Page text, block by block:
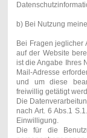
b) Bei Nutzung
Bei Fragen jeglicher
auf der Website
ist die Angabe Ihres
Mail-Adresse
und um diese
freiwillig getätigt
Die
nach Art. 6 Abs.1
Einwilligung.
Die für die